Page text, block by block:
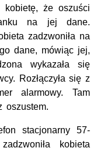
kobietę, że oszuści
na jej dane.
zadzwoniła na
dane, mówiąc jej,
wykazała się
Rozłączyła się z
alarmowy. Tam
oszustem.
stacjonarny 57-
kobieta